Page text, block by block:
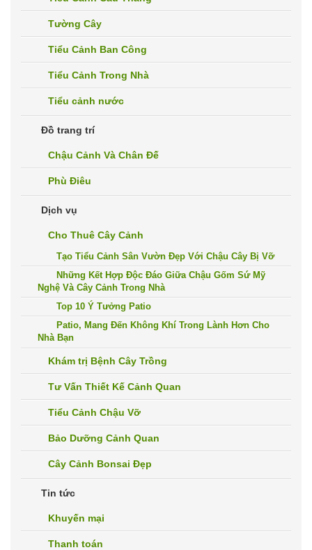
Tường Cây
Tiểu Cảnh Ban Công
Tiểu Cảnh Trong Nhà
Tiểu cảnh nước
Đồ trang trí
Chậu Cảnh Và Chân Đế
Phù Điêu
Dịch vụ
Cho Thuê Cây Cảnh
Tạo Tiểu Cảnh Sân Vườn Đẹp Với Chậu Cây Bị Vỡ
Những Kết Hợp Độc Đáo Giữa Chậu Gốm Sứ Mỹ
Nghệ Và Cây Cảnh Trong Nhà
Top 10 Ý Tưởng Patio
Patio, Mang Đến Không Khí Trong Lành Hơn Cho
Nhà Bạn
Khám trị Bệnh Cây Trồng
Tư Vấn Thiết Kế Cảnh Quan
Tiểu Cảnh Chậu Vỡ
Bảo Dưỡng Cảnh Quan
Cây Cảnh Bonsai Đẹp
Tin tức
Khuyến mại
Thanh toán